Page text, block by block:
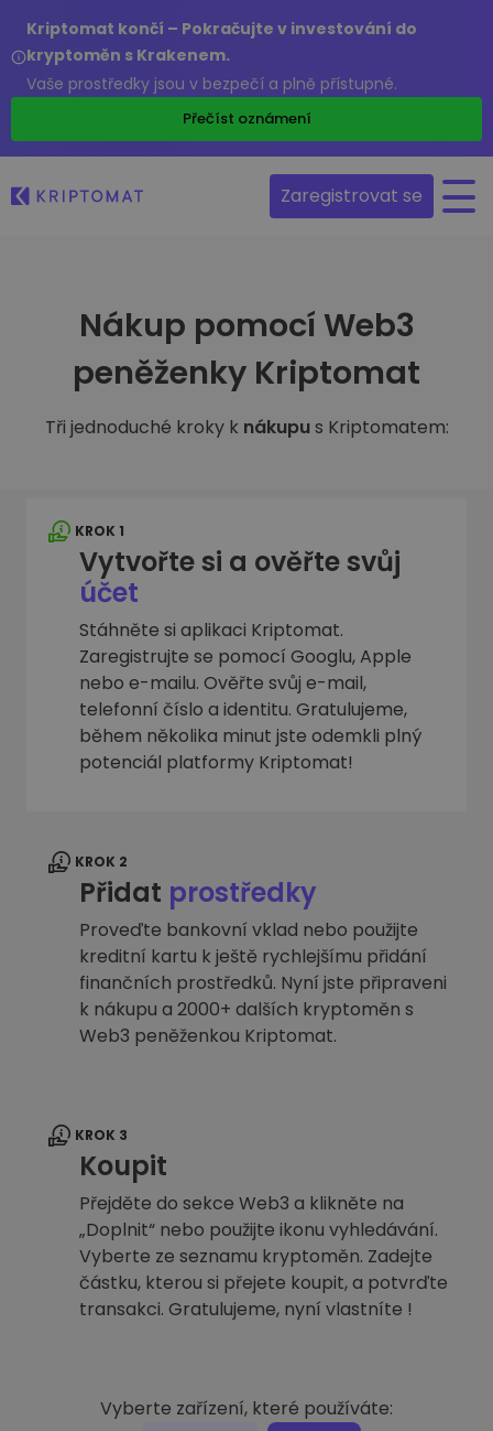
Kriptomat končí – Pokračujte v investování do
kryptoměn s Krakenem.
Vaše prostředky jsou v bezpečí a plně přístupné.
Přečíst oznámení
Zaregistrovat se
Nákup pomocí Web3
peněženky Kriptomat
Tři jednoduché kroky k nákupus Kriptomatem:
KROK 1
Vytvořte si a ověřte svůj
účet
Stáhněte si aplikaci Kriptomat.
Zaregistrujte se pomocí Googlu, Apple
nebo e-mailu. Ověřte svůj e-mail,
telefonní číslo a identitu. Gratulujeme,
během několika minut jste odemkli plný
potenciál platformy Kriptomat!
KROK 2
Přidat prostředky
Proveďte bankovní vklad nebo použijte
kreditní kartu k ještě rychlejšímu přidání
finančních prostředků. Nyní jste připraveni
k nákupu a 2000+ dalších kryptoměn s
Web3 peněženkou Kriptomat.
KROK 3
Koupit
Přejděte do sekce Web3 a klikněte na
„Doplnit“ nebo použijte ikonu vyhledávání.
Vyberte ze seznamu kryptoměn. Zadejte
částku, kterou si přejete koupit, a potvrďte
transakci. Gratulujeme, nyní vlastníte !
Vyberte zařízení, které používáte: